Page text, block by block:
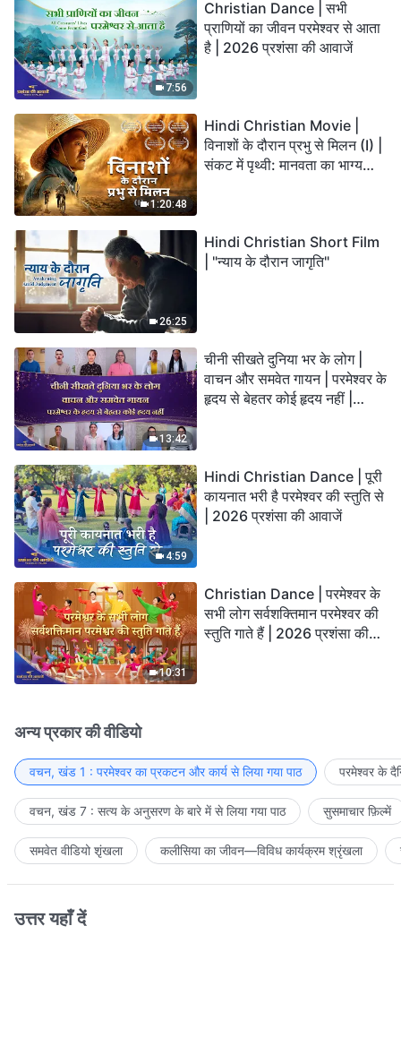
7:56
Christian Dance | सभी
प्राणियों का जीवन परमेश्वर से आता
है | 2026 प्रशंसा की आवाजें
1:20:48
Hindi Christian Movie |
विनाशों के दौरान प्रभु से मिलन (I) |
संकट में पृथ्वी: मानवता का भाग्य
26:25
Hindi Christian Short Film
| "न्याय के दौरान जागृति"
13:42
चीनी सीखते दुनिया भर के लोग |
वाचन और समवेत गायन | परमेश्वर के
हृदय से बेहतर कोई हृदय नहीं |
4:59
Hindi Christian Dance | पूरी
कायनात भरी है परमेश्वर की स्तुति से
| 2026 प्रशंसा की आवाजें
10:31
Christian Dance | परमेश्वर के
सभी लोग सर्वशक्तिमान परमेश्वर की
स्तुति गाते हैं | 2026 प्रशंसा की
अन्य प्रकार की वीडियो
वचन, खंड 1 : परमेश्वर का प्रकटन और कार्य से लिया गया पाठ परमेश्वर के
वचन, खंड 7 : सत्य के अनुसरण के बारे में से लिया गया पाठ सुसमाचार फ़िल्में
समवेत वीडियो शृंखला कलीसिया का जीवन—विविध कार्यक्रम श्रृंखला
उत्तर यहाँ दें